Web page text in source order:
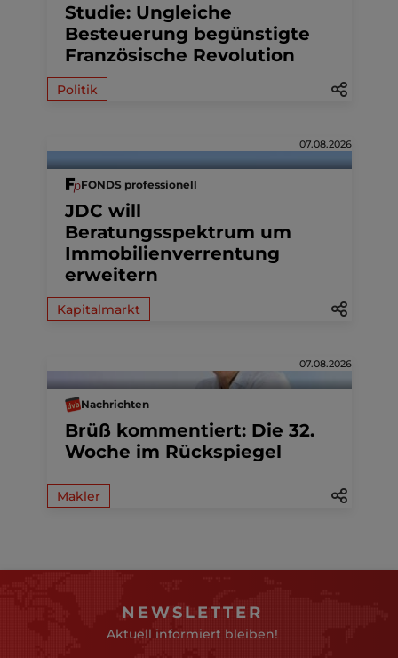
Studie: Ungleiche
Besteuerung begünstigte
Französische Revolution
Politik
07.08.2026
FONDS professionell
JDC will
Beratungsspektrum um
Immobilienverrentung
erweitern
Kapitalmarkt
07.08.2026
Nachrichten
Brüß kommentiert: Die 32.
Woche im Rückspiegel
Makler
NEWSLETTER
Aktuell informiert bleiben!